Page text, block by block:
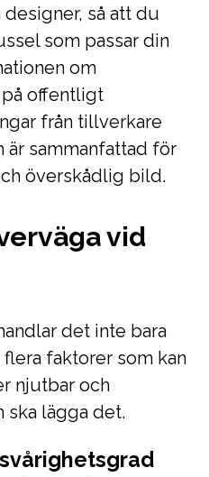
så att du
som passar din
om
offentligt
från tillverkare
är sammanfattad för
överskådlig bild.
vid
det inte bara
faktorer som kan
njutbar och
ska lägga det.